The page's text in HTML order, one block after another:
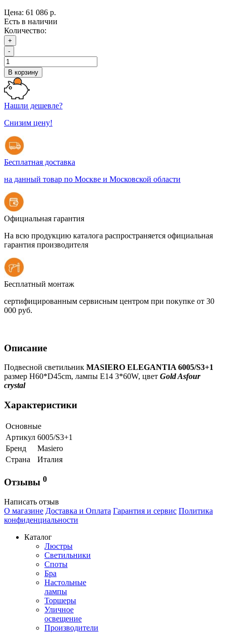
Цена: 61 086 р.
Есть в наличии
Количество:
+
-
В корзину
Нашли дешевле?
Снизим цену!
Бесплатная доставка
на данный товар по Москве и Московской области
Официальная гарантия
На всю продукцию каталога распространяется официальная
гарантия производителя
Бесплатный монтаж
сертифицированным сервисным центром при покупке от 30
000 руб.
Описание
Подвесной светильник MASIERO ELEGANTIA 6005/S3+1
размер H60*D45cm, лампы E14 3*60W, цвет Gold Asfour
crystal
Характеристики
Основные
Артикул 6005/S3+1
Бренд
Masiero
Страна
Италия
Отзывы 0
Написать отзыв
О магазине Доставка и Оплата Гарантия и сервис Политика
конфиденциальности
Каталог
Люстры
Светильники
Споты
Бра
Настольные
лампы
Торшеры
Уличное
освещение
Производители